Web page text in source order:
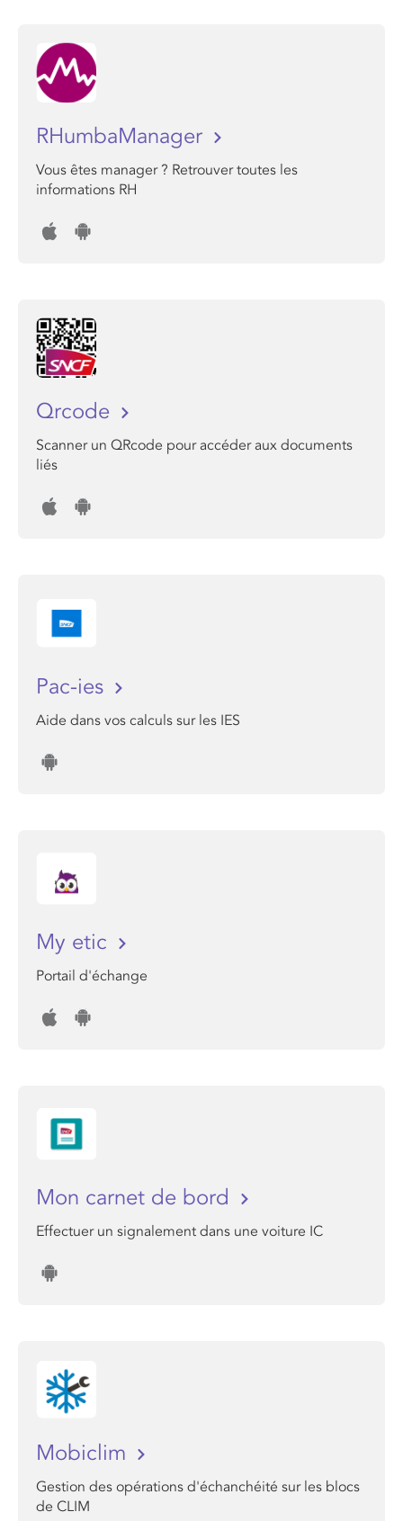
RHumbaManager
Vous êtes manager ? Retrouver toutes les
informations RH
Qrcode
Scanner un QRcode pour accéder aux documents
liés
Pac-ies
Aide dans vos calculs sur les IES
My etic
Portail d'échange
Mon carnet de bord
Effectuer un signalement dans une voiture IC
Mobiclim
Gestion des opérations d'échanchéité sur les blocs
de CLIM